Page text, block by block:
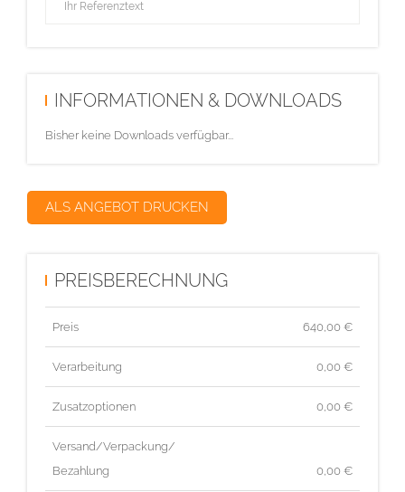
INFORMATIONEN & DOWNLOADS
Bisher keine Downloads verfügbar...
ALS ANGEBOT DRUCKEN
PREISBERECHNUNG
Preis 640,00 €
Verarbeitung 0,00 €
Zusatzoptionen 0,00 €
Versand/Verpackung/
Bezahlung
0,00 €